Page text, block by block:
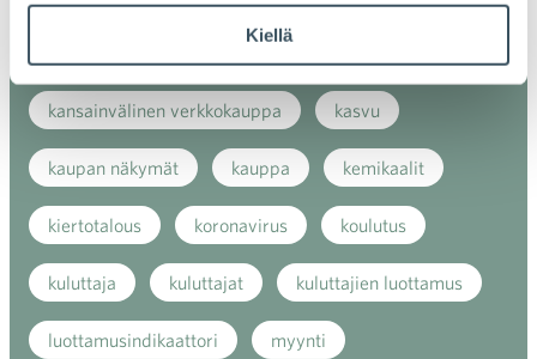
Kiellä
kansainvälinen verkkokauppa kasvu
kaupan näkymät kauppa kemikaalit
kiertotalous koronavirus koulutus
kuluttaja kuluttajat kuluttajien luottamus
luottamusindikaattori myynti